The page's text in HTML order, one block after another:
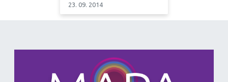
23. 09. 2014